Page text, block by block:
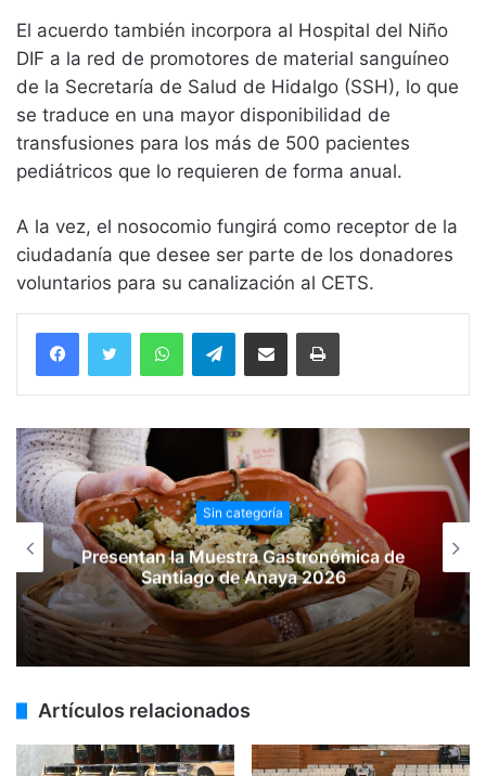
El acuerdo también incorpora al Hospital del Niño
DIF a la red de promotores de material sanguíneo
de la Secretaría de Salud de Hidalgo (SSH), lo que
se traduce en una mayor disponibilidad de
transfusiones para los más de 500 pacientes
pediátricos que lo requieren de forma anual.
A la vez, el nosocomio fungirá como receptor de la
ciudadanía que desee ser parte de los donadores
voluntarios para su canalización al CETS.
WhatsAppTelegramCompartir vía email Imprimir
Sin categoría
Presentan la Muestra Gastronómica de
Santiago de Anaya 2026
Artículos relacionados